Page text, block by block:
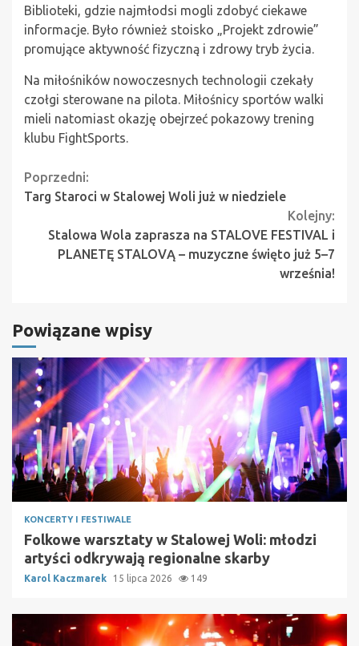
Biblioteki, gdzie najmłodsi mogli zdobyć ciekawe
informacje. Było również stoisko „Projekt zdrowie”
promujące aktywność fizyczną i zdrowy tryb życia.
Na miłośników nowoczesnych technologii czekały
czołgi sterowane na pilota. Miłośnicy sportów walki
mieli natomiast okazję obejrzeć pokazowy trening
klubu FightSports.
Continue
Poprzedni:
Targ Staroci w Stalowej Woli już w niedziele
Kolejny:
Stalowa Wola zaprasza na STALOVE FESTIVAL i
PLANETĘ STALOVĄ – muzyczne święto już 5–7
września!
Powiązane wpisy
KONCERTY I FESTIWALE
Folkowe warsztaty w Stalowej Woli: młodzi
artyści odkrywają regionalne skarby
Karol Kaczmarek 15 lipca 2026 149